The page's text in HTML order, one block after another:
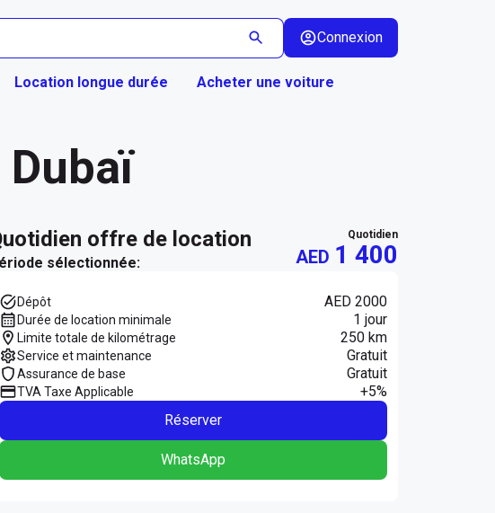
Connexion
Location longue durée Acheter une voiture
quotidien offre de location
sélectionnée:
quotidien
AED 1 400
Dépôt AED 2000
Durée de location minimale 1 jour
Limite totale de kilométrage 250 km
Service et maintenance Gratuit
Assurance de base Gratuit
TVA Taxe Applicable
+5%
Réserver
WhatsApp